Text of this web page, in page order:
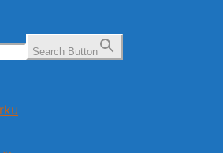
Search Button